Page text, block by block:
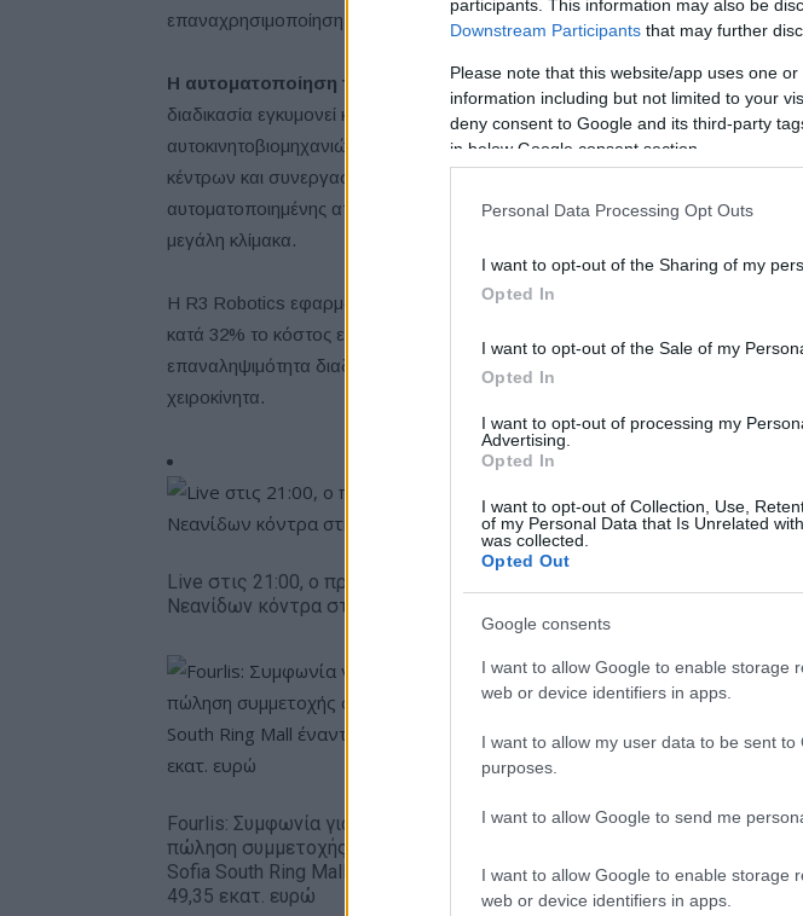
participants. This information may also be
Downstream Participants that may further
Please note that this website/app uses one
information including but not limited to your
deny consent to Google and its third-party
in below Google consent section.
Personal Data Processing Opt Outs
I want to opt-out of the Sharing of my
Opted In
I want to opt-out of the Sale of my
Opted In
I want to opt-out of processing my
Advertising.
Opted In
I want to opt-out of Collection, Use,
of my Personal Data that Is Unrelated
was collected.
Opted Out
Google consents
I want to allow Google to enable storage
web or device identifiers in apps.
I want to allow my user data to be sent
purposes.
I want to allow Google to send me
I want to allow Google to enable storage
web or device identifiers in apps.
επαναχρησιμοποίηση ανταλλακτικών.
Η αυτοματοποίηση της αποσυναρμολόγησης παραμένει πρόκληση,
διαδικασία εγκυμονεί κινδύνους και θεωρείται χρονοβόρα. Αυτό δείχνει πως
αυτοκινητοβιομηχανιών στις αυξανόμενες ανάγκες ανακύκλωσης δεν
κέντρων και συνεργασιών, αλλά απαιτεί και την εισαγωγή προηγμένων
αυτοματοποιημένης αποσυναρμολόγησης για να γίνει η διαδικασία ασφαλής,
μεγάλη κλίμακα.
Η R3 Robotics εφαρμόζει ήδη βιομηχανική αυτοματοποιημένη
κατά 32% το κόστος επεξεργασίας, αυξάνοντας κατά 75% την
επαναληψιμότητα διαδικασιών, ενώ ανακτά κρίσιμες πρώτες ύλες και μέρη
χειροκίνητα.
Live στις 21:00, ο προημιτελικός της Εθνικής
Νεανίδων κόντρα στη Λιθουανία
Fourlis: Συμφωνία για την
πώληση συμμετοχής στο
Sofia South Ring Mall έναντι
49,35 εκατ. ευρώ
εκατ. ευρώ και αύξηση
κερδών 57% - Τα νέα